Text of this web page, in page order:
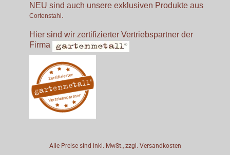
NEU sind auch unsere exklusiven Produkte aus
Cortenstahl.
Hier sind wir zertifizierter Vertriebspartner der
Firma
Alle Preise sind inkl. MwSt., zzgl. Versandkosten